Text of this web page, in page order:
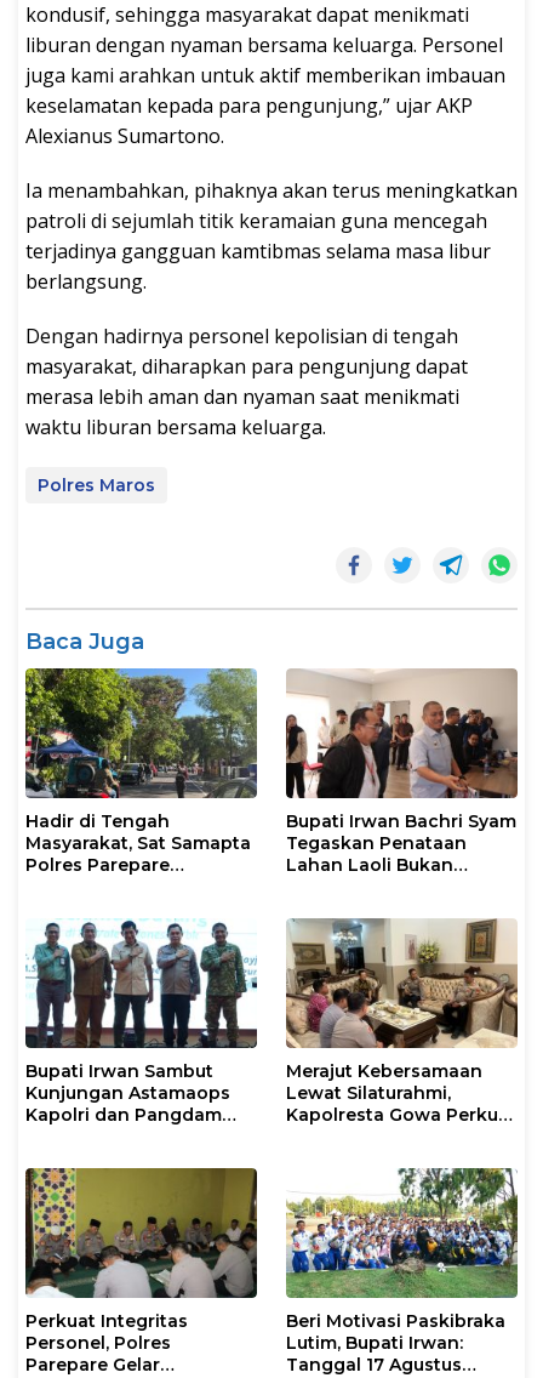
kondusif, sehingga masyarakat dapat menikmati
liburan dengan nyaman bersama keluarga. Personel
juga kami arahkan untuk aktif memberikan imbauan
keselamatan kepada para pengunjung,” ujar AKP
Alexianus Sumartono.
Ia menambahkan, pihaknya akan terus meningkatkan
patroli di sejumlah titik keramaian guna mencegah
terjadinya gangguan kamtibmas selama masa libur
berlangsung.
Dengan hadirnya personel kepolisian di tengah
masyarakat, diharapkan para pengunjung dapat
merasa lebih aman dan nyaman saat menikmati
waktu liburan bersama keluarga.
Polres Maros
Baca Juga
Hadir di Tengah
Masyarakat, Sat Samapta
Polres Parepare
Bupati Irwan Bachri Syam
Tegaskan Penataan
Lahan Laoli Bukan
Bupati Irwan Sambut
Kunjungan Astamaops
Kapolri dan Pangdam
Merajut Kebersamaan
Lewat Silaturahmi,
Kapolresta Gowa Perkuat
Perkuat Integritas
Personel, Polres
Parepare Gelar
Beri Motivasi Paskibraka
Lutim, Bupati Irwan:
Tanggal 17 Agustus